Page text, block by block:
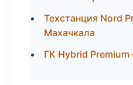
Техстанция Nord
Махачкала
ГК Hybrid